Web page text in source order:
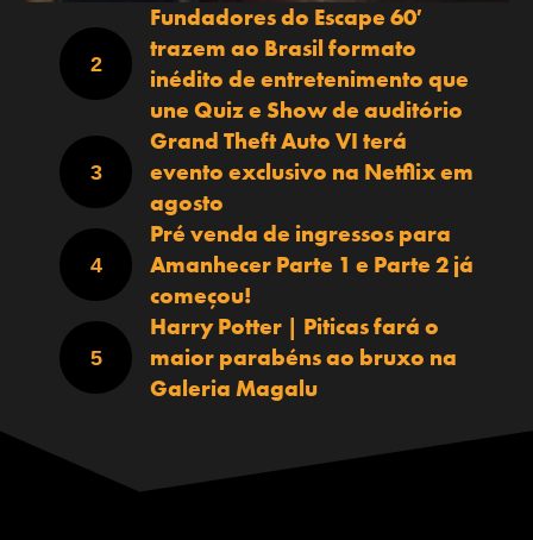
Fundadores do Escape 60′
trazem ao Brasil formato
inédito de entretenimento que
une Quiz e Show de auditório
Grand Theft Auto VI terá
evento exclusivo na Netflix em
agosto
Pré venda de ingressos para
Amanhecer Parte 1 e Parte 2 já
começou!
Harry Potter | Piticas fará o
maior parabéns ao bruxo na
Galeria Magalu